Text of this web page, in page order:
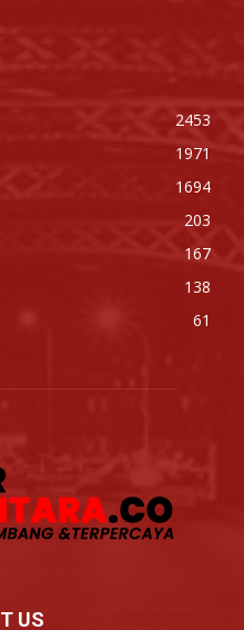
2453
1971
1694
203
167
138
61
US